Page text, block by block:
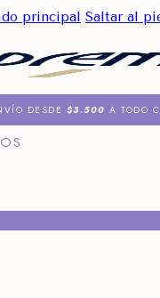
principal Saltar al
DESDE $3.500 A TODO